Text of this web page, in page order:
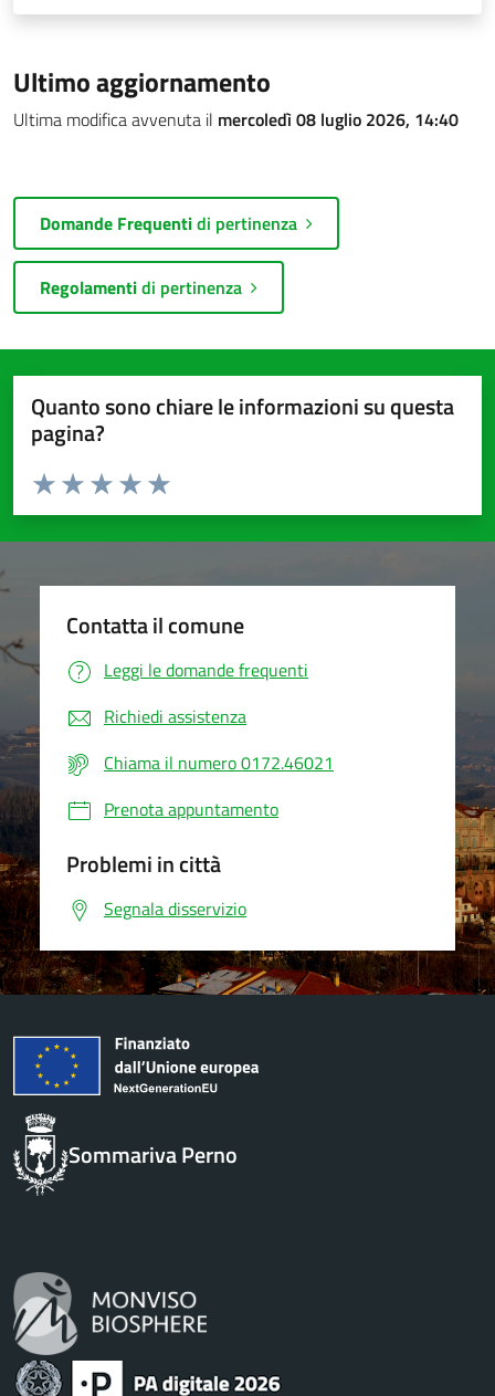
Ultimo aggiornamento
Ultima modifica avvenuta il mercoledì 08 luglio 2026, 14:40
Domande Frequentidi pertinenza
Regolamentidi pertinenza
Quanto sono chiare le informazioni su questa
pagina?
Valuta da 1 a 5 stelle la pagina
Valuta 5 stelle su 5
Valuta 4 stelle su 5
Valuta 3 stelle su 5
Valuta 2 stelle su 5
Valuta 1 stelle su 5
Contatta il comune
Leggi le domande frequenti
Richiedi assistenza
Chiama il numero 0172.46021
Prenota appuntamento
Problemi in città
Segnala disservizio
Sommariva Perno